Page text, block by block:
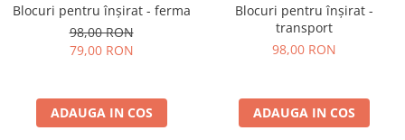
Blocuri pentru înșirat - ferma
98,00 RON
79,00 RON
ADAUGA IN COS
Blocuri pentru înșirat -
transport
98,00 RON
ADAUGA IN COS